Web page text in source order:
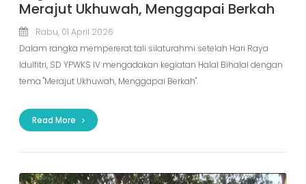
Merajut Ukhuwah, Menggapai Berkah
Rabu, 01 April 2026
Dalam rangka mempererat tali silaturahmi setelah Hari Raya
Idulfitri, SD YPWKS IV mengadakan kegiatan Halal Bihalal dengan
tema "Merajut Ukhuwah, Menggapai Berkah".
Read More